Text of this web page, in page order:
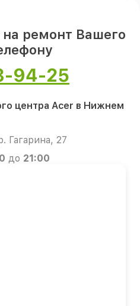
на ремонт Вашего
94-25
центра Acer в Нижнем
Гагарина, 27
до 21:00